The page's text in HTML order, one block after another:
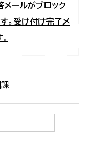
ールがブロック
。受け付け完了メ